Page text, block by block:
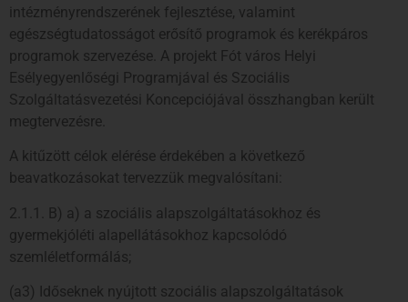
intézményrendszerének fejlesztése, valamint
egészségtudatosságot erősítő programok és kerékpáros
programok szervezése. A projekt Fót város Helyi
Esélyegyenlőségi Programjával és Szociális
Szolgáltatásvezetési Koncepciójával összhangban került
megtervezésre.
A kitűzött célok elérése érdekében a következő
beavatkozásokat tervezzük megvalósítani:
2.1.1. B) a) a szociális alapszolgáltatásokhoz és
gyermekjóléti alapellátásokhoz kapcsolódó
szemléletformálás;
(a3) Időseknek nyújtott szociális alapszolgáltatások